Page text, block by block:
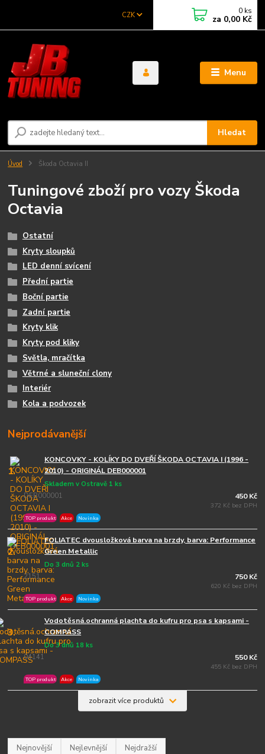
Menu
CZK
Hledat
0 ks
za 0,00 Kč
Úvod Škoda Octavia II
Tuningové zboží pro vozy Škoda
Octavia
Ostatní
Kryty sloupků
LED denní svícení
Přední partie
Boční partie
Zadní partie
Kryty klik
Kryty pod kliky
Světla, mračítka
Větrné a sluneční clony
Interiér
Kola a podvozek
Nejprodávanější
1.
KONCOVKY - KOLÍKY DO DVEŘÍ ŠKODA OCTAVIA I (1996 -
2010) - ORIGINÁL DEB000001
DEB000001
Skladem v Ostravě 1 ks
TOP produkt Akce Novinka
450 Kč
372 Kč bez DPH
2.
FOLIATEC dvousložková barva na brzdy, barva: Performance
Green Metallic
2151
Do 3 dnů 2 ks
TOP produkt Akce Novinka
750 Kč
620 Kč bez DPH
3.
Vodotěsná.ochranná plachta do kufru pro psa s kapsami -
COMPASS
04141
Do 3 dnů 18 ks
TOP produkt Akce Novinka
550 Kč
455 Kč bez DPH
zobrazit více produktů
Nejnovější Nejlevnější Nejdražší